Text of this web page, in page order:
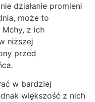
działanie promieni
może to
z ich
niższej
przed
w bardziej
większość z nich